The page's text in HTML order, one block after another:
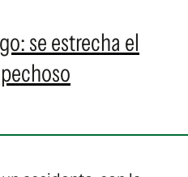
se estrecha el